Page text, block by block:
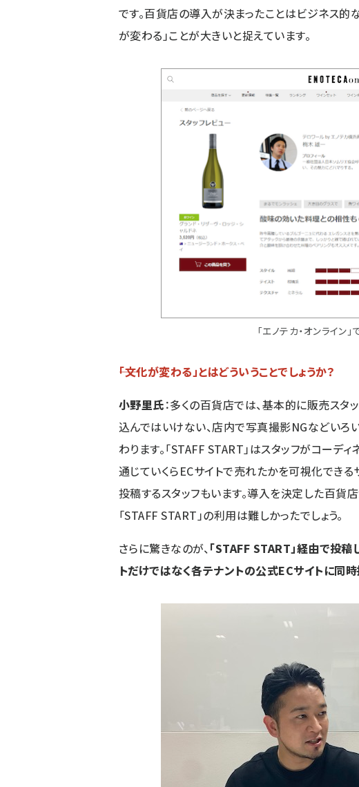
です。百貨店の導入が決まったことはビジネス的
が変わる」ことが大きいと捉えています。
「エノテカ・オンライン
――「文化が変わる」とはどういうことでしょうか？
小野里氏：多くの百貨店では、基本的に販売スタ
込んではいけない、店内で写真撮影NGなどいろ
わります。「STAFF START」はスタッフがコーデ
通じていくらECサイトで売れたかを可視化できる
投稿するスタッフもいます。導入を決定した百貨
「STAFF START」の利用は難しかったでしょう。
さらに驚きなのが、 「STAFF START」経由で投
トだけではなく各テナントの公式ECサイトに同